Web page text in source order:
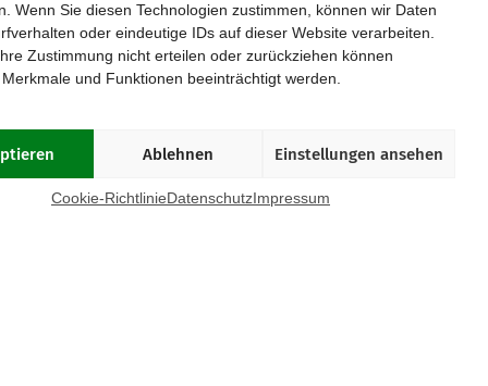
Wenn Sie diesen Technologien zustimmen, können wir Daten
oder eindeutige IDs auf dieser Website verarbeiten.
Zustimmung nicht erteilen oder zurückziehen können
und Funktionen beeinträchtigt werden.
Ablehnen Einstellungen ansehen
Cookie-RichtlinieDatenschutzImpressum
München
Münster
Osnabrück
Paderborn
Saar/Trier
Stuttgart
Würzburg
RICHTLINIE (EU)